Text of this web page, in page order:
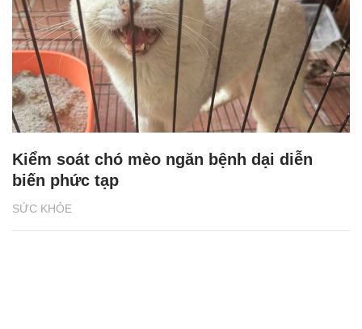
SỨC KHỎE
Kiểm soát chó mèo ngăn bệnh dại diễn
biến phức tạp